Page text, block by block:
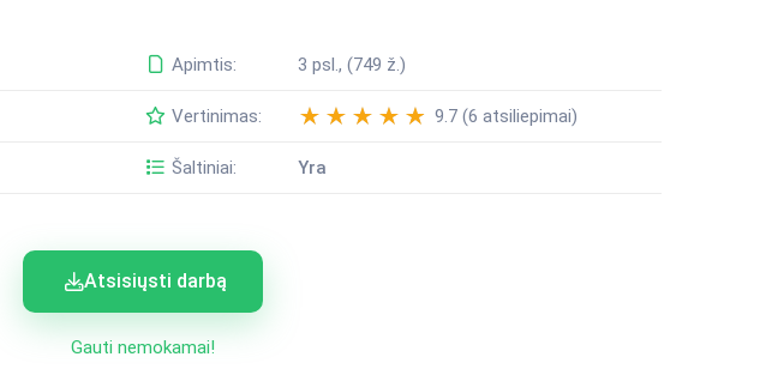
Apimtis: 3 psl., (749 ž.)
Vertinimas: 9.7 (6 atsiliepimai)
Šaltiniai: Yra
Atsisiųsti darbą
Gauti nemokamai!